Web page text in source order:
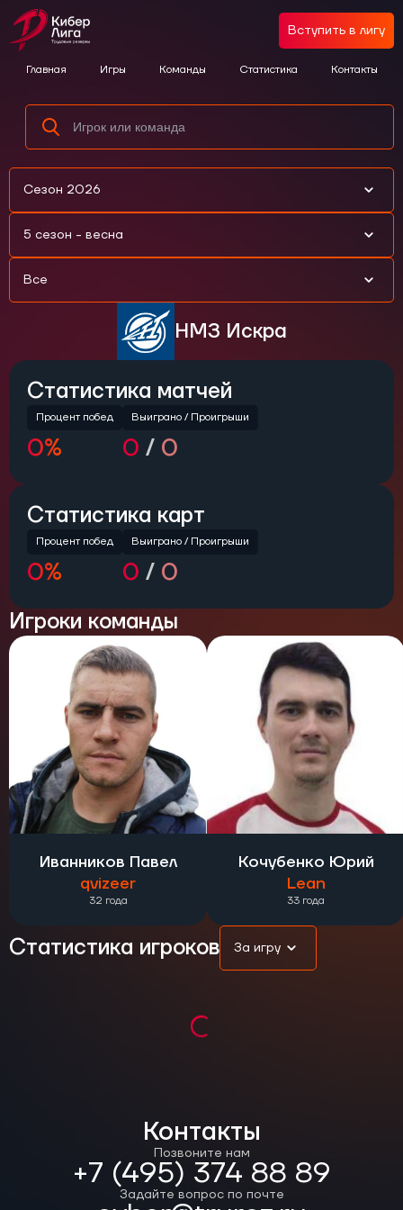
Главная Игры Команды Статистика Контакты
Вступить в лигу
Сезон 2026
5 сезон - весна
Все
НМЗ Искра
Статистика матчей
Процент побед
0%
Выиграно / Проигрыши
0 / 0
Статистика карт
Процент побед
0%
Выиграно / Проигрыши
0 / 0
Игроки команды
Иванников Павел
qvizeer
32 года
Кочубенко Юрий
Lean
33 года
Статистика игроков За игру
Контакты
Позвоните нам
+7 (495) 374 88 89
Задайте вопрос по почте